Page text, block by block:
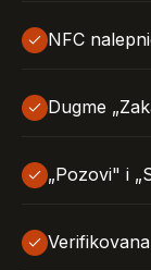
NFC
Dugme
„Pozovi" i